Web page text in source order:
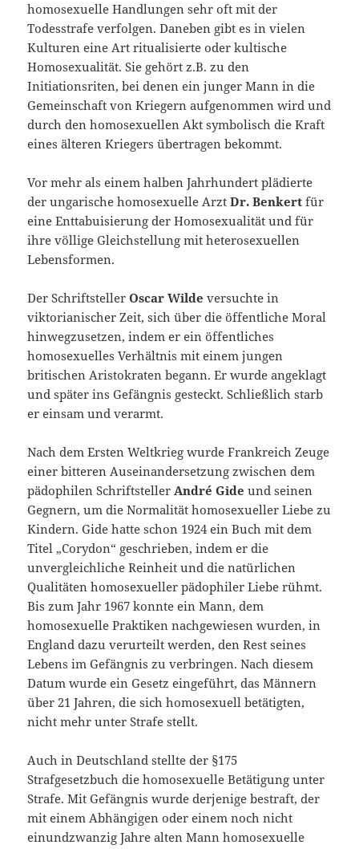
homosexuelle Handlungen sehr oft mit der
Todesstrafe verfolgen. Daneben gibt es in vielen
Kulturen eine Art ritualisierte oder kultische
Homosexualität. Sie gehört z.B. zu den
Initiationsriten, bei denen ein junger Mann in die
Gemeinschaft von Kriegern aufgenommen wird und
durch den homosexuellen Akt symbolisch die Kraft
eines älteren Kriegers übertragen bekommt.
Vor mehr als einem halben Jahrhundert plädierte
der ungarische homosexuelle ArztDr. Benkert für
eine Enttabuisierung der Homosexualität und für
ihre völlige Gleichstellung mit heterosexuellen
Lebensformen.
Der Schriftsteller Oscar Wilde versuchte in
viktorianischer Zeit, sich über die öffentliche Moral
hinwegzusetzen, indem er ein öffentliches
homosexuelles Verhältnis mit einem jungen
britischen Aristokraten begann. Er wurde angeklagt
und später ins Gefängnis gesteckt. Schließlich starb
er einsam und verarmt.
Nach dem Ersten Weltkrieg wurde Frankreich Zeuge
einer bitteren Auseinandersetzung zwischen dem
pädophilen SchriftstellerAndré Gideund seinen
Gegnern, um die Normalität homosexueller Liebe zu
Kindern. Gide hatte schon 1924 ein Buch mit dem
Titel „Corydon“ geschrieben, indem er die
unvergleichliche Reinheit und die natürlichen
Qualitäten homosexueller pädophiler Liebe rühmt.
Bis zum Jahr 1967 konnte ein Mann, dem
homosexuelle Praktiken nachgewiesen wurden, in
England dazu verurteilt werden, den Rest seines
Lebens im Gefängnis zu verbringen. Nach diesem
Datum wurde ein Gesetz eingeführt, das Männern
über 21 Jahren, die sich homosexuell betätigten,
nicht mehr unter Strafe stellt.
Auch in Deutschland stellte der §175
Strafgesetzbuch die homosexuelle Betätigung unter
Strafe. Mit Gefängnis wurde derjenige bestraft, der
mit einem Abhängigen oder einem noch nicht
einundzwanzig Jahre alten Mann homosexuelle